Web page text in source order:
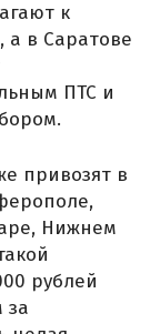
к
а в Саратове
ПТС и
привозят в
Нижнем
рублей
за